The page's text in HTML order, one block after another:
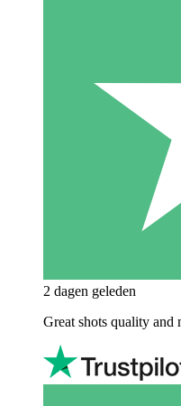
2 dagen geleden
Great shots quality and